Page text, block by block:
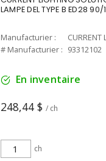
LAMPE DEL TYPE B ED28
Manufacturier :
# Manufacturier : 93312102
En inventaire
248,44 $ / ch
ch